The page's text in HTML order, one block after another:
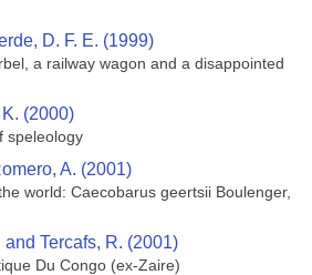
D. F. E. (1999)
a railway wagon and a disappointed
(2000)
speleology
A. (2001)
world: Caecobarus geertsii Boulenger,
Tercafs, R. (2001)
Du Congo (ex-Zaire)